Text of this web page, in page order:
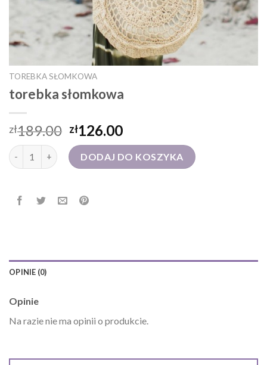
TOREBKA SŁOMKOWA
torebka słomkowa
zł189.00 zł126.00
ilość torebka słomkowaDODAJ DO KOSZYKA
OPINIE (0)
Opinie
Na razie nie ma opinii o produkcie.